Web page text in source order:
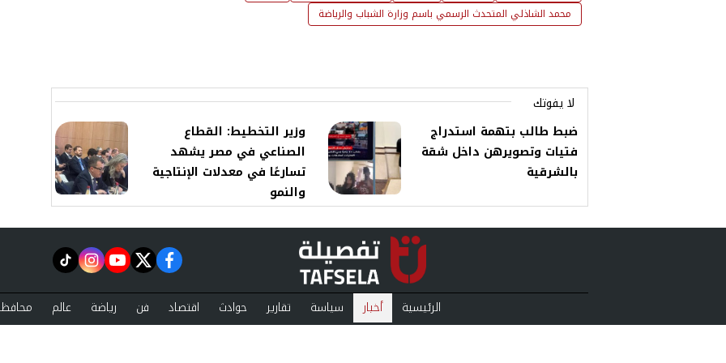
محمد الشاذلي المتحدث الرسمي باسم وزارة الشباب والرياضة
لا يفوتك
ضبط طالب بتهمة استدراج
فتيات وتصويرهن داخل شقة
بالشرقية
وزير التخطيط: القطاع
الصناعي في مصر يشهد
تسارعًا في معدلات الإنتاجية
والنمو
facebook
twitter
youtube
instagram
tiktok
الرئيسية أخبار سياسة تقارير حوادث اقتصاد فن رياضة عالم